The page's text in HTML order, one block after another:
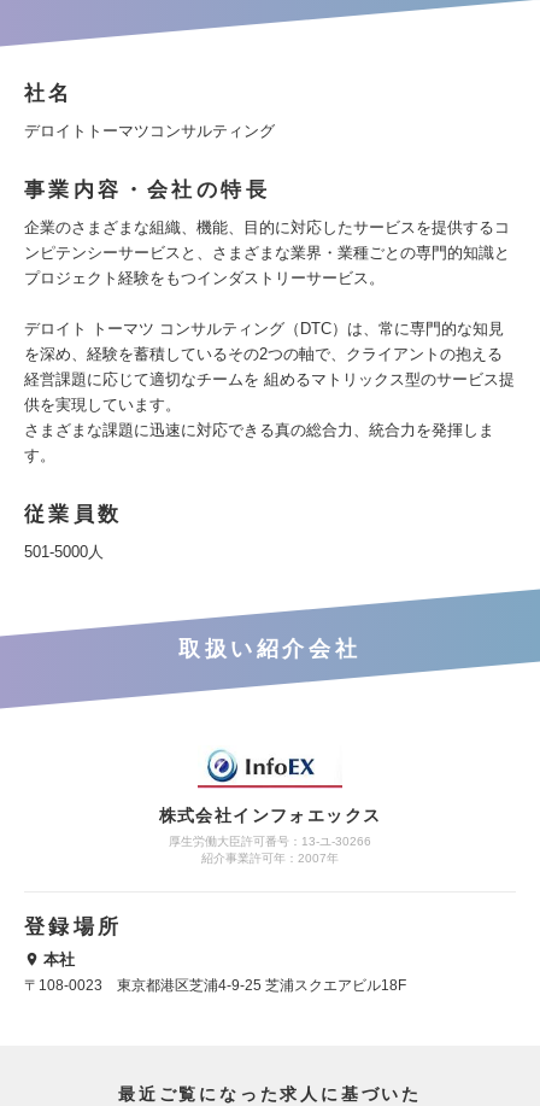
社名
デロイトトーマツコンサルティング
事業内容・会社の特長
企業のさまざまな組織、機能、目的に対応したサービスを提供するコ
ンピテンシーサービスと、さまざまな業界・業種ごとの専門的知識と
プロジェクト経験をもつインダストリーサービス。
デロイト トーマツ コンサルティング（DTC）は、常に専門的な知見
を深め、経験を蓄積しているその2つの軸で、クライアントの抱える
経営課題に応じて適切なチームを 組めるマトリックス型のサービス提
供を実現しています。
さまざまな課題に迅速に対応できる真の総合力、統合力を発揮しま
す。
従業員数
501-5000人
取扱い紹介会社
株式会社インフォエックス
厚生労働大臣許可番号：13-ユ-30266
紹介事業許可年：2007年
登録場所
本社
〒108-0023 東京都港区芝浦4-9-25 芝浦スクエアビル18F
最近ご覧になった求人に基づいた